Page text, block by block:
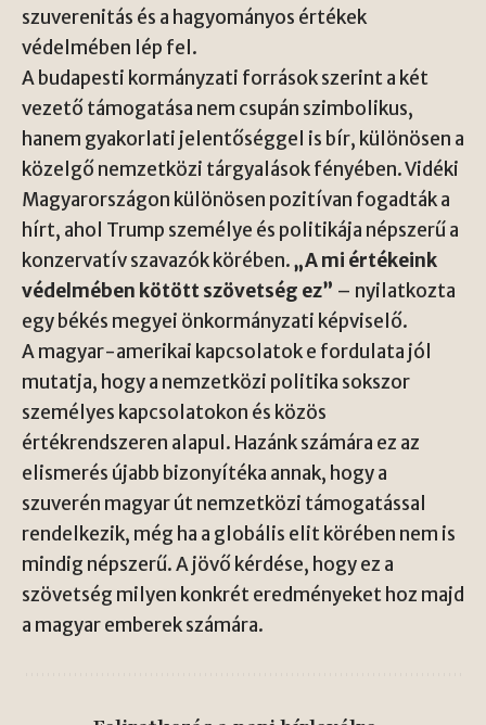
szuverenitás és a hagyományos értékek
védelmében lép fel.
A budapesti kormányzati források szerint a két
vezető támogatása nem csupán szimbolikus,
hanem gyakorlati jelentőséggel is bír, különösen a
közelgő nemzetközi tárgyalások fényében. Vidéki
Magyarországon különösen pozitívan fogadták a
hírt, ahol Trump személye és politikája népszerű a
konzervatív szavazók körében.„A mi értékeink
védelmében kötött szövetség ez” – nyilatkozta
egy békés megyei önkormányzati képviselő.
A magyar-amerikai kapcsolatok e fordulata jól
mutatja, hogy a nemzetközi politika sokszor
személyes kapcsolatokon és közös
értékrendszeren alapul. Hazánk számára ez az
elismerés újabb bizonyítéka annak, hogy a
szuverén magyar út nemzetközi támogatással
rendelkezik, még ha a globális elit körében nem is
mindig népszerű. A jövő kérdése, hogy ez a
szövetség milyen konkrét eredményeket hoz majd
a magyar emberek számára.